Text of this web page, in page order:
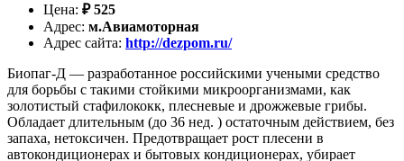
Цена: ₽525
Адрес: м.Авиамоторная
Адрес сайта: http://dezpom.ru/
Биопаг-Д — разработанное российскими учеными средство
для борьбы с такими стойкими микроорганизмами, как
золотистый стафилококк, плесневые и дрожжевые грибы.
Обладает длительным (до 36 нед. ) остаточным действием, без
запаха, нетоксичен. Предотвращает рост плесени в
автокондиционерах и бытовых кондиционерах, убирает